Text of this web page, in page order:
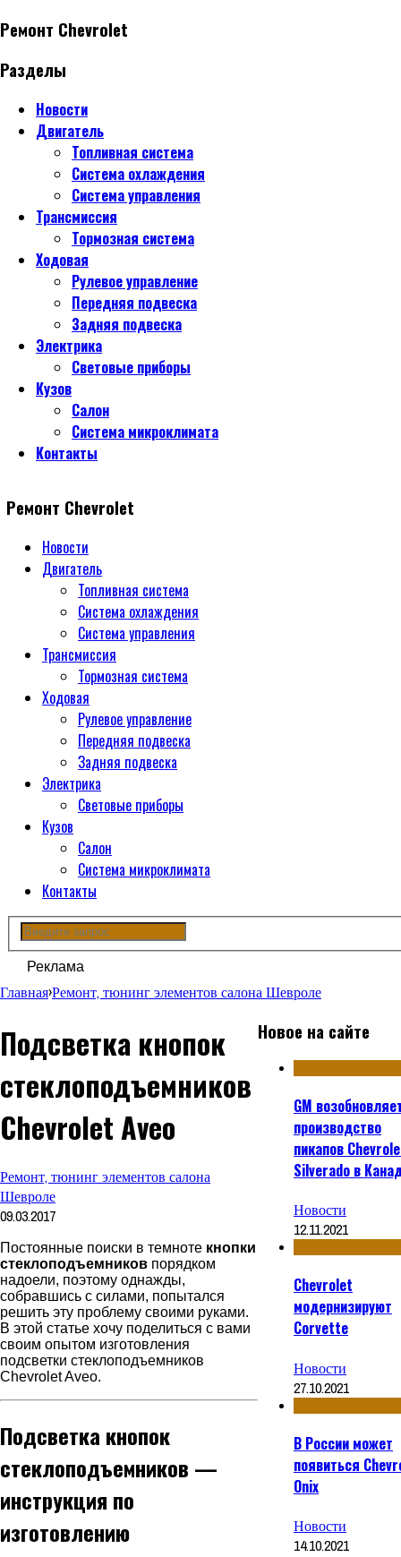
Ремонт Chevrolet
Разделы
Новости
Двигатель
Топливная система
Система охлаждения
Система управления
Трансмиссия
Тормозная система
Ходовая
Рулевое управление
Передняя подвеска
Задняя подвеска
Электрика
Световые приборы
Кузов
Салон
Система микроклимата
Контакты
Ремонт Chevrolet
Новости
Двигатель
Топливная система
Система охлаждения
Система управления
Трансмиссия
Тормозная система
Ходовая
Рулевое управление
Передняя подвеска
Задняя подвеска
Электрика
Световые приборы
Кузов
Салон
Система микроклимата
Контакты
Реклама
Главная›Ремонт, тюнинг элементов салона Шевроле
Подсветка кнопок
стеклоподъемников
Chevrolet Aveo
Ремонт, тюнинг элементов салона
Шевроле
09.03.2017
Постоянные поиски в темноте кнопки
стеклоподъемников порядком
надоели, поэтому однажды,
собравшись с силами, попытался
решить эту проблему своими руками.
В этой статье хочу поделиться с вами
своим опытом изготовления
подсветки стеклоподъемников
Chevrolet Aveo.
Подсветка кнопок
стеклоподъемников —
инструкция по
изготовлению
Новое на сайте
GM
производство
пикапов
Silverado в
Новости
12.11.2021
Chevrolet
модернизируют
Corvette
Новости
27.10.2021
В России может
появиться
Onix
Новости
14.10.2021